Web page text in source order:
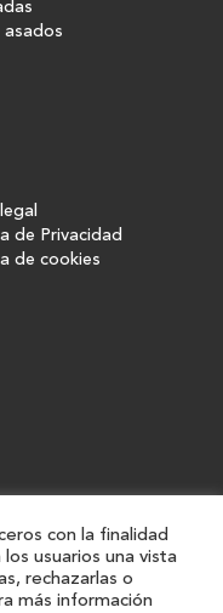
asados
de Privacidad
de cookies
con la finalidad
usuarios una vista
rechazarlas o
más información